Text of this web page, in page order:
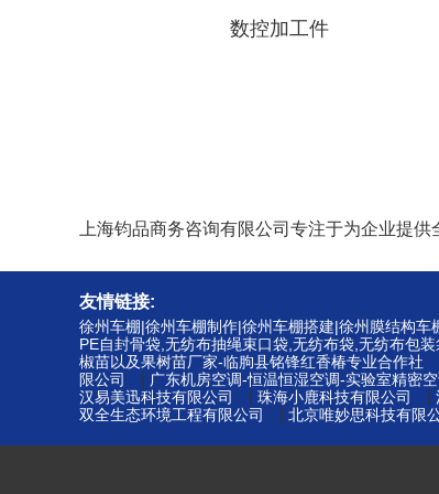
数控加工件
上海钧品商务咨询有限公司专注于为企业提
友情链接:
徐州车棚|徐州车棚制作|徐州车棚搭建|徐州膜结构车
PE自封骨袋,无纺布抽绳束口袋,无纺布袋,无纺布包
椒苗以及果树苗厂家-临朐县铭锋红香椿专业合作社
限公司
广东机房空调-恒温恒湿空调-实验室精密
汉易美迅科技有限公司
珠海小鹿科技有限公司
双全生态环境工程有限公司
北京唯妙思科技有限